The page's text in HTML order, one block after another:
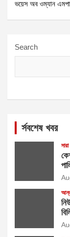
ভয়েস অব ওম্যান
Search
র্সবশেষ খবর